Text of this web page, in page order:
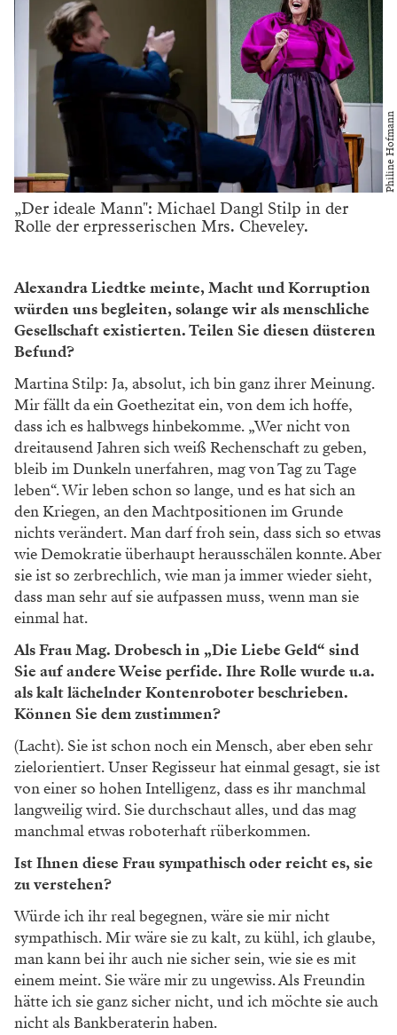
Philine Hofmann
„Der ideale Mann": Michael Dangl Stilp in der
Rolle der erpresserischen Mrs. Cheveley.
Alexandra Liedtke meinte, Macht und Korruption
würden uns begleiten, solange wir als menschliche
Gesellschaft existierten. Teilen Sie diesen düsteren
Befund?
Martina Stilp: Ja, absolut, ich bin ganz ihrer Meinung.
Mir fällt da ein Goethezitat ein, von dem ich hoffe,
dass ich es halbwegs hinbekomme. „Wer nicht von
dreitausend Jahren sich weiß Rechenschaft zu geben,
bleib im Dunkeln unerfahren, mag von Tag zu Tage
leben“. Wir leben schon so lange, und es hat sich an
den Kriegen, an den Machtpositionen im Grunde
nichts verändert. Man darf froh sein, dass sich so etwas
wie Demokratie überhaupt herausschälen konnte. Aber
sie ist so zerbrechlich, wie man ja immer wieder sieht,
dass man sehr auf sie aufpassen muss, wenn man sie
einmal hat.
Als Frau Mag. Drobesch in „Die Liebe Geld“ sind
Sie auf andere Weise perfide. Ihre Rolle wurde u.a.
als kalt lächelnder Kontenroboter beschrieben.
Können Sie dem zustimmen?
(Lacht). Sie ist schon noch ein Mensch, aber eben sehr
zielorientiert. Unser Regisseur hat einmal gesagt, sie ist
von einer so hohen Intelligenz, dass es ihr manchmal
langweilig wird. Sie durchschaut alles, und das mag
manchmal etwas roboterhaft rüberkommen.
Ist Ihnen diese Frau sympathisch oder reicht es, sie
zu verstehen?
Würde ich ihr real begegnen, wäre sie mir nicht
sympathisch. Mir wäre sie zu kalt, zu kühl, ich glaube,
man kann bei ihr auch nie sicher sein, wie sie es mit
einem meint. Sie wäre mir zu ungewiss. Als Freundin
hätte ich sie ganz sicher nicht, und ich möchte sie auch
nicht als Bankberaterin haben.